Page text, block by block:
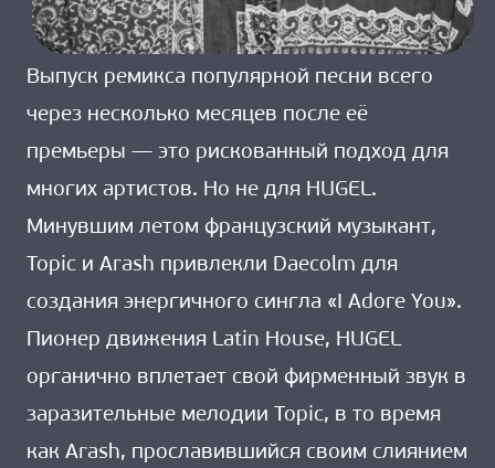
Выпуск ремикса популярной песни всего
через несколько месяцев после её
премьеры — это рискованный подход для
многих артистов. Но не для HUGEL.
Минувшим летом французский музыкант,
Topic и Arash привлекли Daecolm для
создания энергичного сингла «I Adore You».
Пионер движения Latin House, HUGEL
органично вплетает свой фирменный звук в
заразительные мелодии Topic, в то время
как Arash, прославившийся своим слиянием